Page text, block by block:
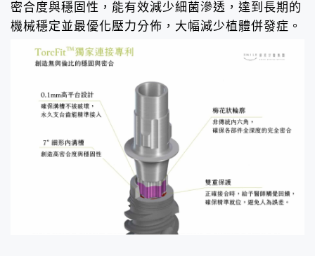
密合度與穩固性，能有效減少細菌滲透，達到長期的
機械穩定並最優化壓力分佈，大幅減少植體併發症。